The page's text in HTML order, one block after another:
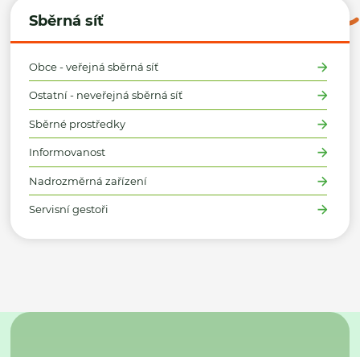
Sběrná síť
Obce - veřejná sběrná síť
Ostatní - neveřejná sběrná síť
Sběrné prostředky
Informovanost
Nadrozměrná zařízení
Servisní gestoři